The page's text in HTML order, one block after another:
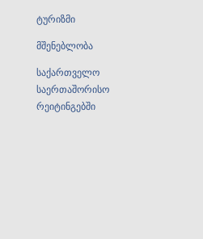
ტურიზმი
მშენებლობა
საქართველო
საერთაშორისო
რეიტინგებში